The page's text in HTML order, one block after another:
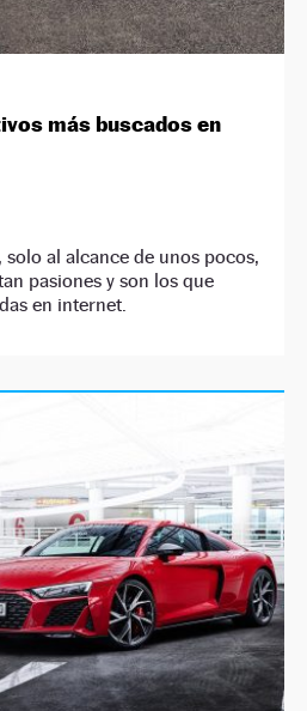
más buscados en
al alcance de unos pocos,
pasiones y son los que
en internet.